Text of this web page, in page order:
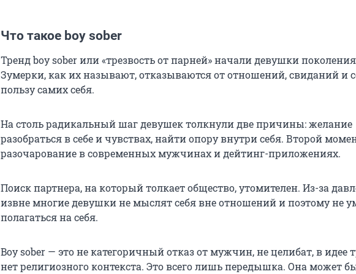
Что такое boy sober
Тренд boy sober или «трезвость от парней» начали девушки
Зумерки, как их называют, отказываются от отношений, свиданий и
пользу самих себя.
На столь радикальный шаг девушек толкнули две причины: желание
разобраться в себе и чувствах, найти опору внутри себя. Второй
разочарование в современных мужчинах и дейтинг-приложениях.
Поиск партнера, на который толкает общество, утомителен. Из-за
извне многие девушки не мыслят себя вне отношений и поэтому не
полагаться на себя.
Boy sober — это не категоричный отказ от мужчин, не целибат, в идее
нет религиозного контекста. Это всего лишь передышка. Она может